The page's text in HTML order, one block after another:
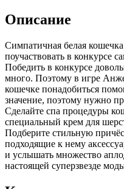
Описание
Симпатичная белая
поучаствовать в конкурсе
Победить в конкурсе
много. Поэтому в игре
кошечке понадобиться
значение, поэтому нужно
Сделайте спа процедуры
специальный крем для
Подберите стильную
подходящие к нему
и услышать множество
настоящей суперзвезде